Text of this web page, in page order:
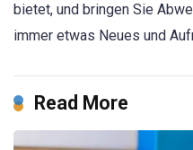
bietet, und bringen Sie
immer etwas Neues und
Read More